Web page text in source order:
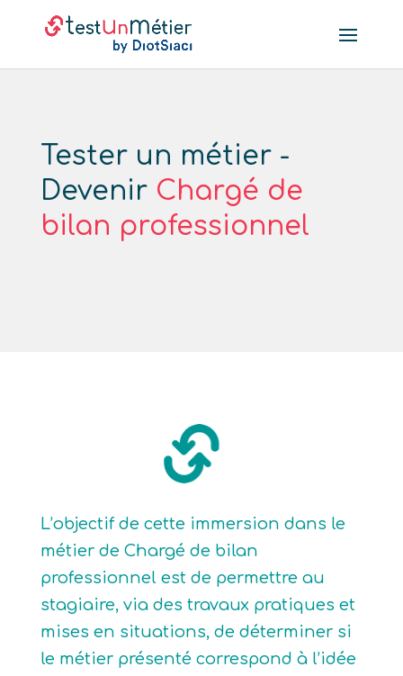
Tester un métier -
Devenir Chargé de
bilan professionnel
L’objectif de cette immersion dans le
métier de Chargé de bilan
professionnel est de permettre au
stagiaire, via des travaux pratiques et
mises en situations, de déterminer si
le métier présenté correspond à l’idée